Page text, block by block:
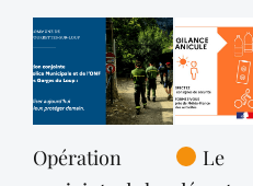
Opération
Le